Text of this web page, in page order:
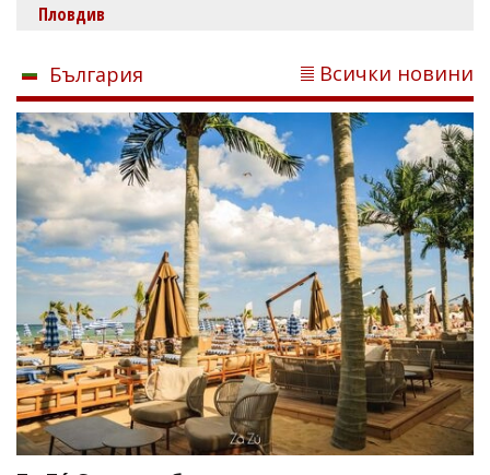
Пловдив
България Всички новини